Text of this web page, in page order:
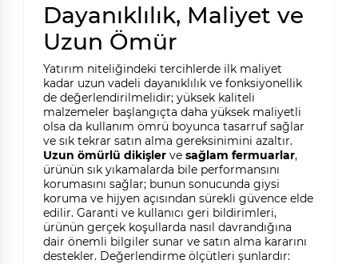
Dayanıklılık, Maliyet ve
Uzun Ömür
Yatırım niteliğindeki tercihlerde ilk maliyet
kadar uzun vadeli dayanıklılık ve fonksiyonellik
de değerlendirilmelidir; yüksek kaliteli
malzemeler başlangıçta daha yüksek maliyetli
olsa da kullanım ömrü boyunca tasarruf sağlar
ve sık tekrar satın alma gereksinimini azaltır.
Uzun ömürlü dikişlerve sağlam fermuarlar,
ürünün sık yıkamalarda bile performansını
korumasını sağlar; bunun sonucunda giysi
koruma ve hijyen açısından sürekli güvence elde
edilir. Garanti ve kullanıcı geri bildirimleri,
ürünün gerçek koşullarda nasıl davrandığına
dair önemli bilgiler sunar ve satın alma kararını
destekler. Değerlendirme ölçütleri şunlardır: